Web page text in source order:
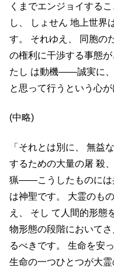
くまでエンジョイする
し、 しょせん 地上世界
す。 それゆえ、 同胞の
の権利に干渉する事態
たし は動機――誠実に、
と思って行うという心が
(中略)
「それとは別に、 無益
するための大量の屠 殺
猟――こうしたものには
は神聖です。 大霊のも
え、 そし て人間的形
物形態の段階において
るべきです。 生命を安
生命の一つひとつが大